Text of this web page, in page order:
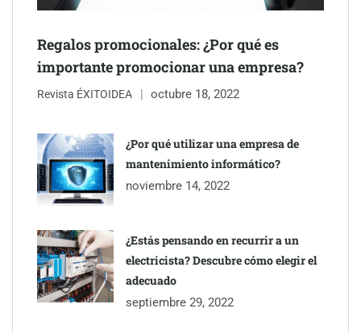
The Factory School explica por qué aprender herramientas de
Martín Mingorance Abogados consolida su posición como
despacho de abogados Málaga de referencia para empresas y
particulares
Regalos promocionales: ¿Por qué es
importante promocionar una empresa?
Revista ÉXITOIDEA octubre 18, 2022
¿Por qué utilizar una empresa de
mantenimiento informático?
noviembre 14, 2022
¿Estás pensando en recurrir a un
electricista? Descubre cómo elegir el
adecuado
septiembre 29, 2022